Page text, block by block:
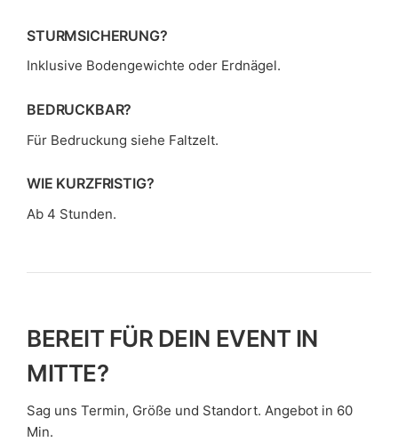
STURMSICHERUNG?
Inklusive Bodengewichte oder Erdnägel.
BEDRUCKBAR?
Für Bedruckung siehe Faltzelt.
WIE KURZFRISTIG?
Ab 4 Stunden.
BEREIT FÜR DEIN EVENT IN
MITTE?
Sag uns Termin, Größe und Standort. Angebot in 60
Min.